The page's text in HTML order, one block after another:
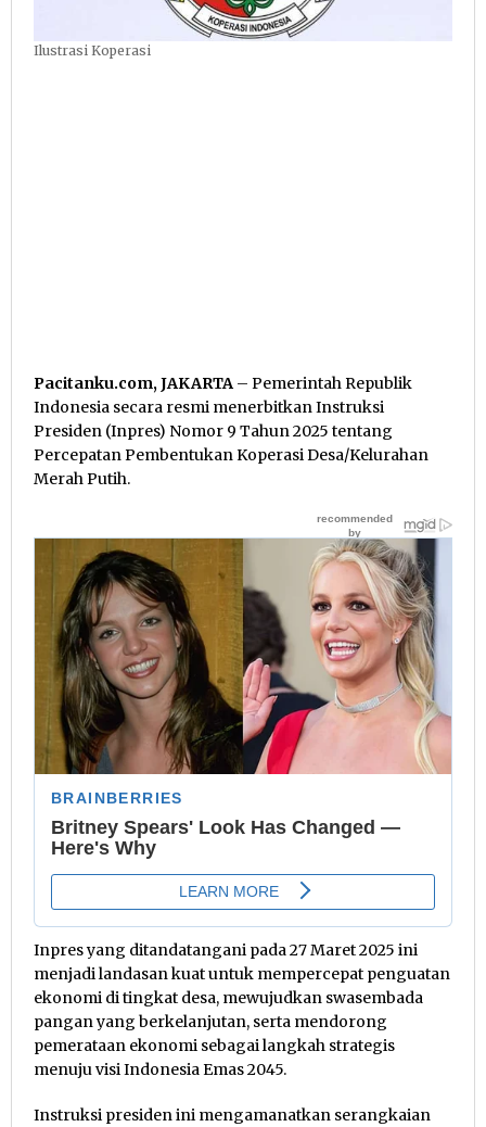
Ilustrasi Koperasi
Pacitanku.com, JAKARTA – Pemerintah Republik
Indonesia secara resmi menerbitkan Instruksi
Presiden (Inpres) Nomor 9 Tahun 2025 tentang
Percepatan Pembentukan Koperasi Desa/Kelurahan
Merah Putih.
Inpres yang ditandatangani pada 27 Maret 2025 ini
menjadi landasan kuat untuk mempercepat penguatan
ekonomi di tingkat desa, mewujudkan swasembada
pangan yang berkelanjutan, serta mendorong
pemerataan ekonomi sebagai langkah strategis
menuju visi Indonesia Emas 2045.
Instruksi presiden ini mengamanatkan serangkaian